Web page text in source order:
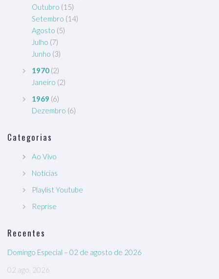
Outubro (15)
Setembro (14)
Agosto (5)
Julho (7)
Junho (3)
1970 (2)
Janeiro (2)
1969 (6)
Dezembro (6)
Categorias
Ao Vivo
Notícias
Playlist Youtube
Reprise
Recentes
Domingo Especial – 02 de agosto de 2026
02 ago, 2026